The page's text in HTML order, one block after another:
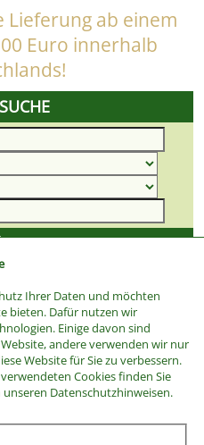
Ihrer Daten und möchten
bieten. Dafür nutzen wir
Einige davon sind
andere verwenden wir nur
Website für Sie zu verbessern.
Cookies finden Sie
Datenschutzhinweisen.
ab einem
Euro innerhalb
SUCHE